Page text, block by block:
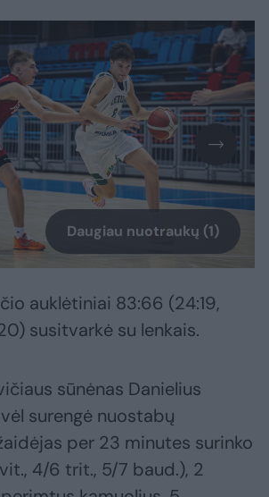
Daugiau nuotraukų (1)
auklėtiniai 83:66 (24:19,
susitvarkė su lenkais.
sūnėnas Danielius
surengė nuostabų
per 23 minutes surinko
4/6 trit., 5/7 baud.), 2